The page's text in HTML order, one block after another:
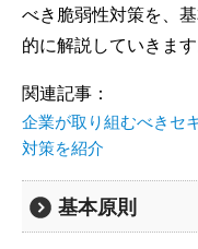
べき脆弱性対策を、
的に解説していきます
関連記事：
企業が取り組むべきセ
対策を紹介
基本原則